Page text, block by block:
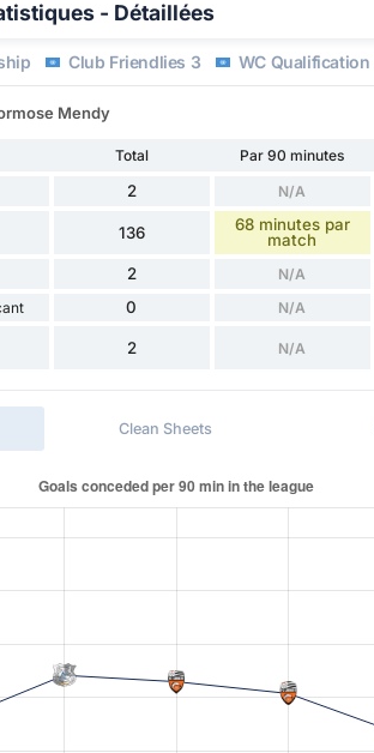
- Détaillées
Club Friendlies 3 WC Qualification
Mendy
Total Par 90 minutes
2 N/A
136
68 minutes par
match
2 N/A
0 N/A
2 N/A
Clean Sheets